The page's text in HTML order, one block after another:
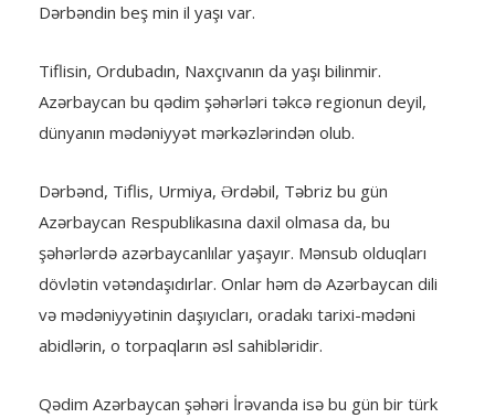
Dərbəndin beş min il yaşı var.
Tiflisin, Ordubadın, Naxçıvanın da yaşı bilinmir.
Azərbaycan bu qədim şəhərləri təkcə regionun deyil,
dünyanın mədəniyyət mərkəzlərindən olub.
Dərbənd, Tiflis, Urmiya, Ərdəbil, Təbriz bu gün
Azərbaycan Respublikasına daxil olmasa da, bu
şəhərlərdə azərbaycanlılar yaşayır. Mənsub olduqları
dövlətin vətəndaşıdırlar. Onlar həm də Azərbaycan dili
və mədəniyyətinin daşıyıcları, oradakı tarixi-mədəni
abidlərin, o torpaqların əsl sahibləridir.
Qədim Azərbaycan şəhəri İrəvanda isə bu gün bir türk